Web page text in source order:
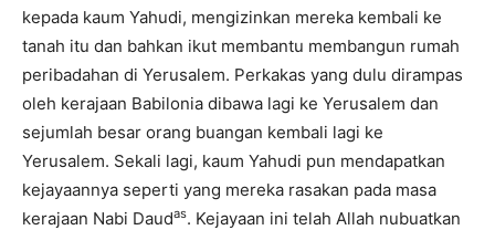
kepada kaum Yahudi, mengizinkan mereka kembali ke
tanah itu dan bahkan ikut membantu membangun rumah
peribadahan di Yerusalem. Perkakas yang dulu dirampas
oleh kerajaan Babilonia dibawa lagi ke Yerusalem dan
sejumlah besar orang buangan kembali lagi ke
Yerusalem. Sekali lagi, kaum Yahudi pun mendapatkan
kejayaannya seperti yang mereka rasakan pada masa
kerajaan Nabi Daudas. Kejayaan ini telah Allah nubuatkan